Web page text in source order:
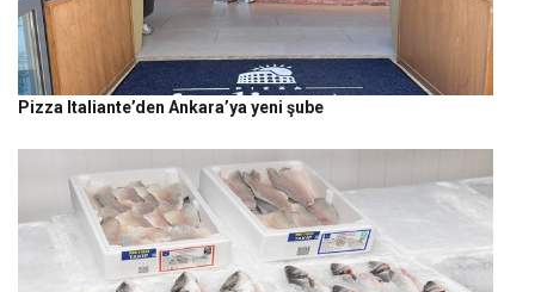
Pizza Italiante’den Ankara’ya yeni şube